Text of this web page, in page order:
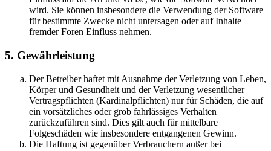
wird. Sie können insbesondere die Verwendung der Software
für bestimmte Zwecke nicht untersagen oder auf Inhalte
fremder Foren Einfluss nehmen.
5. Gewährleistung
Der Betreiber haftet mit Ausnahme der Verletzung von Leben,
Körper und Gesundheit und der Verletzung wesentlicher
Vertragspflichten (Kardinalpflichten) nur für Schäden, die auf
ein vorsätzliches oder grob fahrlässiges Verhalten
zurückzuführen sind. Dies gilt auch für mittelbare
Folgeschäden wie insbesondere entgangenen Gewinn.
Die Haftung ist gegenüber Verbrauchern außer bei